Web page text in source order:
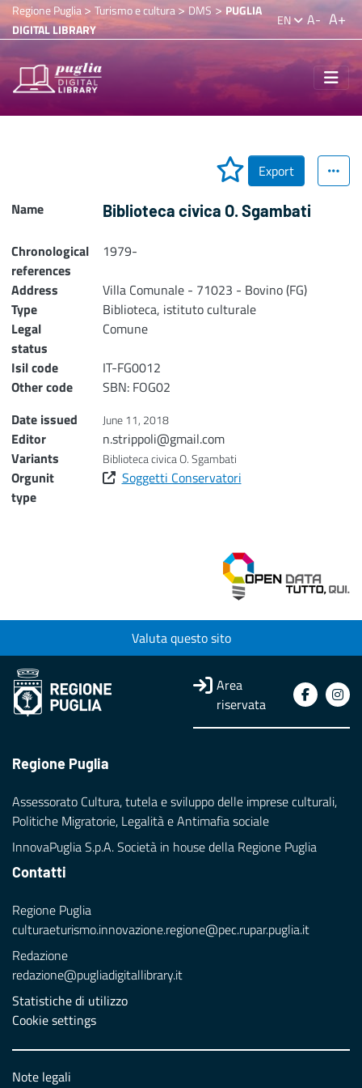
Regione Puglia> Turismo e cultura>DMS > PUGLIA
DIGITAL LIBRARY
EN A- A+
Export
Name
Biblioteca civica O. Sgambati
Chronological
references
1979-
Address
Villa Comunale - 71023 - Bovino (FG)
Type
Biblioteca, istituto culturale
Legal
status
Comune
Isil code
IT-FG0012
Other code
SBN: FOG02
Date issued
June 11, 2018
Editor
n.strippoli@gmail.com
Variants
Biblioteca civica O. Sgambati
Orgunit
type
Soggetti Conservatori
Valuta questo sito
Area
riservata
Regione Puglia
Assessorato Cultura, tutela e sviluppo delle imprese culturali,
Politiche Migratorie, Legalità e Antimafia sociale
InnovaPuglia S.p.A. Società in house della Regione Puglia
Contatti
Regione Puglia
culturaeturismo.innovazione.regione@pec.rupar.puglia.it
Redazione
redazione@pugliadigitallibrary.it
Statistiche di utilizzo
Cookie settings
Note legali